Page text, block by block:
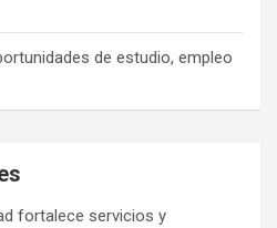
de estudio, empleo
fortalece servicios y